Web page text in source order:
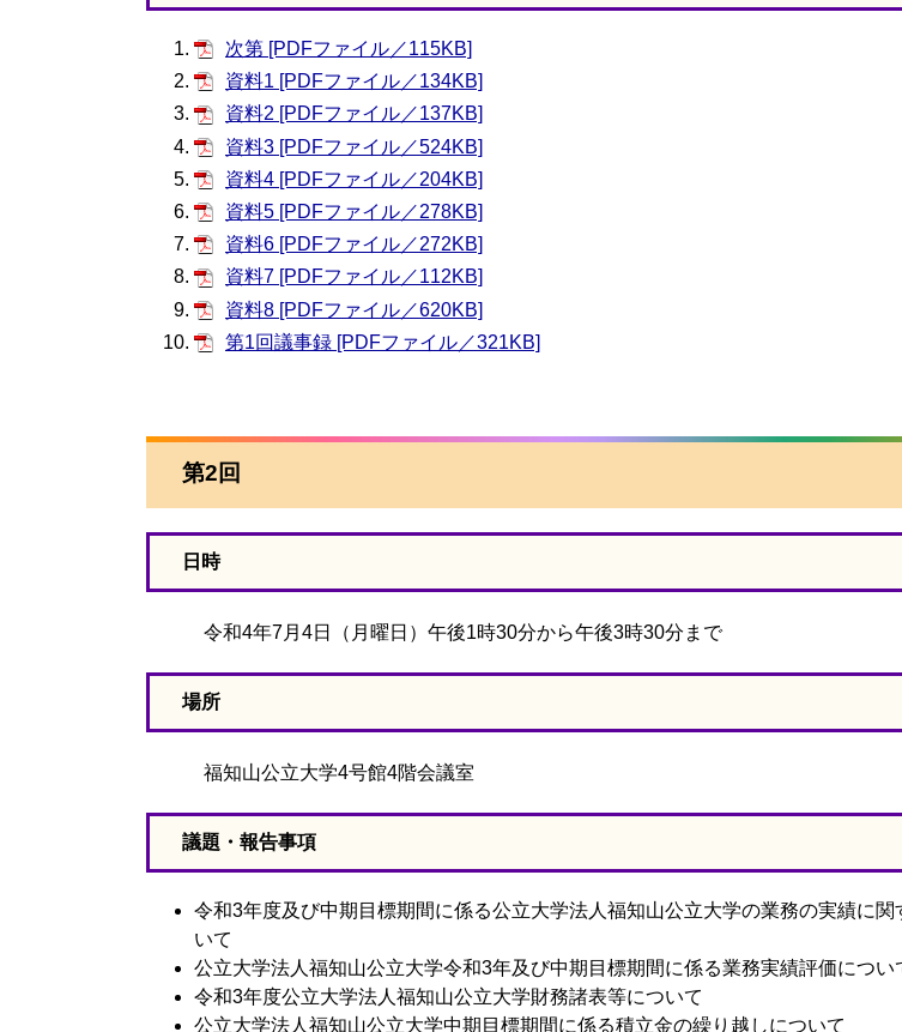
次第 [PDFファイル／115KB]
資料1 [PDFファイル／134KB]
資料2 [PDFファイル／137KB]
資料3 [PDFファイル／524KB]
資料4 [PDFファイル／204KB]
資料5 [PDFファイル／278KB]
資料6 [PDFファイル／272KB]
資料7 [PDFファイル／112KB]
資料8 [PDFファイル／620KB]
第1回議事録 [PDFファイル／321KB]
第2回
日時
令和4年7月4日（月曜日）午後1時30分から午後3時30分まで
場所
福知山公立大学4号館4階会議室
議題・報告事項
令和3年度及び中期目標期間に係る公立大学法人福知山公立大学の業務の実績に関
いて
公立大学法人福知山公立大学令和3年及び中期目標期間に係る業務実績評価につい
令和3年度公立大学法人福知山公立大学財務諸表等について
公立大学法人福知山公立大学中期目標期間に係る積立金の繰り越しについて